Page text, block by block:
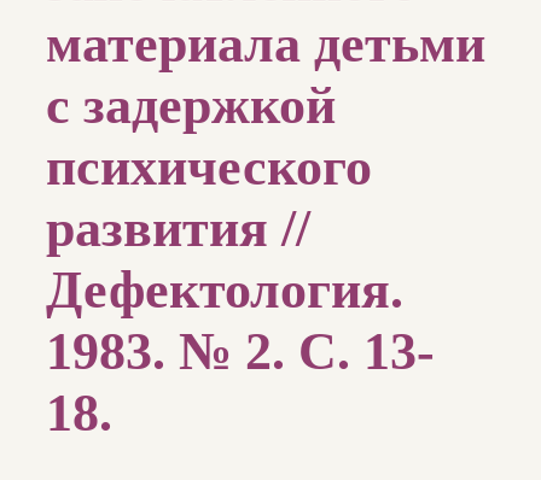
материала детьми
с задержкой
психического
развития //
Дефектология.
1983. № 2. С. 13-
18.